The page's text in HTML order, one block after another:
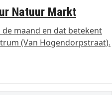
Natuur Markt
maand en dat betekent
(Van Hogendorpstraat).